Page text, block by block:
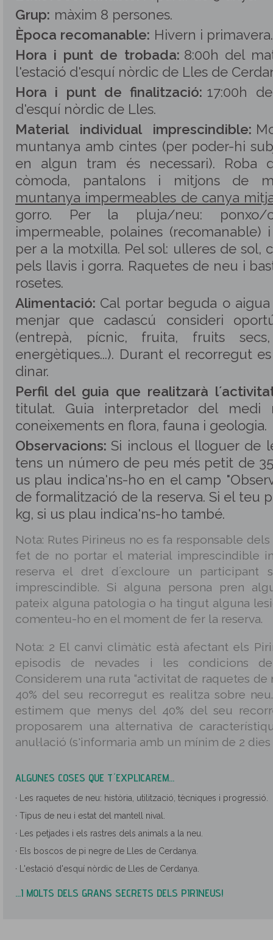
Grup: màxim 8 persones.
Època recomanable: Hivern i primavera.
Hora i punt de trobada: 8:00h del
l'estació d'esquí nòrdic de Lles de
Hora i punt de finalització: 17:00h
d'esquí nòrdic de Lles.
Material individual imprescindible:
muntanya amb cintes (per poder-hi
en algun tram és necessari). Roba
còmoda, pantalons i mitjons de
muntanya impermeables de canya
gorro. Per la pluja/neu: ponxo/
impermeable, polaines
per a la motxilla. Pel sol: ulleres de sol,
pels llavis i gorra. Raquetes de neu i
rosetes.
Alimentació: Cal portar beguda o
menjar que cadascú consideri
(entrepà, pí­cnic, fruita, fruits
energètiques...). Durant el recorregut
dinar.
Perfil del guia que realitzarà
titulat. Guia interpretador del medi
coneixements en flora, fauna i geologia.
Observacions: Si inclous el lloguer de
tens un número de peu més petit de
us plau indica'ns-ho en el camp
de formalització de la reserva. Si el teu
kg, si us plau indica'ns-ho també.
Nota: Rutes Pirineus no es fa responsable
fet de no portar el material imprescindible
reserva el dret d´excloure un
imprescindible. Si alguna persona pren
pateix alguna patologia o ha tingut alguna
comenteu-ho en el moment de fer la reserva.
Nota: 2 El canvi climàtic està afectant els
episodis de nevades i les condicions
Considerem una ruta “activitat de raquetes
40% del seu recorregut es realitza sobre
estimem que menys del 40% del seu
proposarem una alternativa de
anul·lació (s'informaria amb un mínim de 2
ALGUNES COSES QUE T´EXPLICAREM...
· Les raquetes de neu: història, utilització, tècniques i progressió.
· Tipus de neu i estat del mantell nival.
· Les petjades i els rastres dels animals a la neu.
· Els boscos de pi negre de Lles de Cerdanya.
· L'estació d'esquí nòrdic de Lles de Cerdanya.
...I MOLTS DELS GRANS SECRETS DELS PIRINEUS!